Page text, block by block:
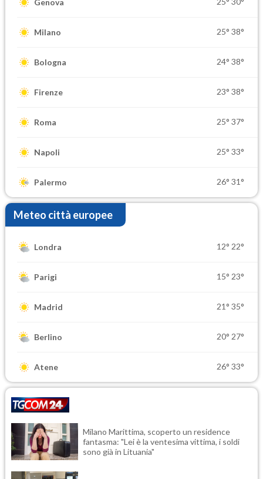
Genova
Milano 25° 38°
Bologna 24° 38°
Firenze 23° 38°
Roma 25° 37°
Napoli 25° 33°
Palermo 26° 31°
Meteo città europee
Londra 12° 22°
Parigi 15° 23°
Madrid 21° 35°
Berlino 20° 27°
Atene 26° 33°
Milano Marittima, scoperto un residence
fantasma: "Lei è la ventesima vittima, i soldi
sono già in Lituania"